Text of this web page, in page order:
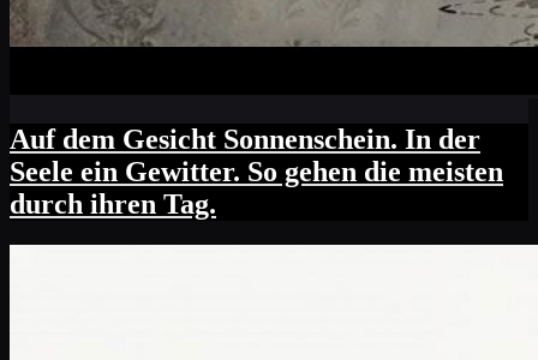
Auf dem Gesicht Sonnenschein. In der
Seele ein Gewitter. So gehen die meisten
durch ihren Tag.